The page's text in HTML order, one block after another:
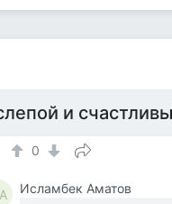
и
0
Исламбек Аматов